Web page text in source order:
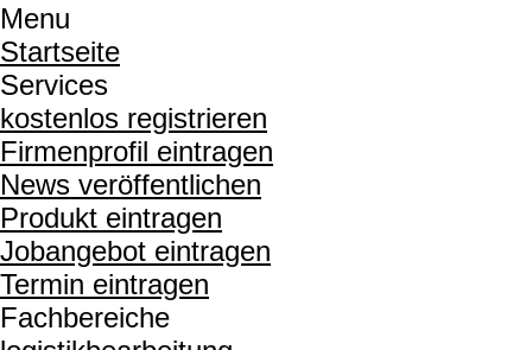
Menu
Startseite
Services
kostenlos registrieren
Firmenprofil eintragen
News veröffentlichen
Produkt eintragen
Jobangebot eintragen
Termin eintragen
Fachbereiche